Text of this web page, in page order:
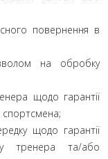
повернення в
на обробку
щодо гарантії
спортсмена;
щодо гарантії
тренера та/або